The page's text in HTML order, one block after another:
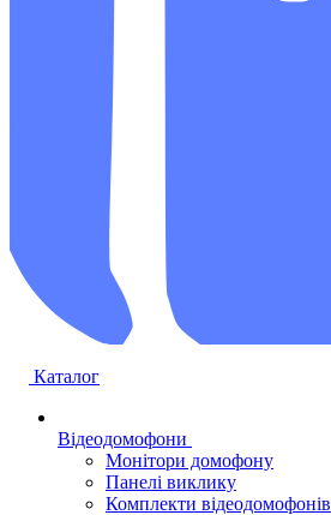
Каталог
Відеодомофони
Монітори домофону
Панелі виклику
Комплекти відеодомофонів